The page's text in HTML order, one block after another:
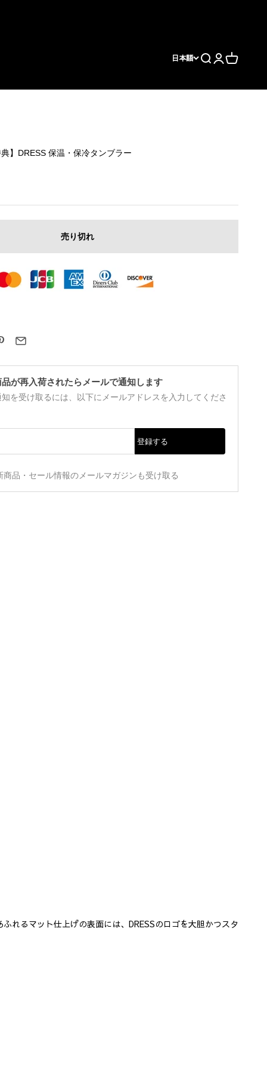
日本語 検索 ログイン
カート
】DRESS 保温・保冷タンブラー
売り切れ
が再入荷されたらメールで通知します
を受け取るには、以下にメールアドレスを入力してくださ
登録する
商品・セール情報のメールマガジンも受け取る
れるマット仕上げの表面には、DRESSのロゴを大胆かつスタ